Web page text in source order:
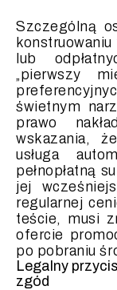
Szczególną
lub
„pierwszy
świetnym
prawo
wskazania,
usługa
pełnopłatną
jej
regularnej
teście, musi
ofercie
po pobraniu
Legalny
zgód